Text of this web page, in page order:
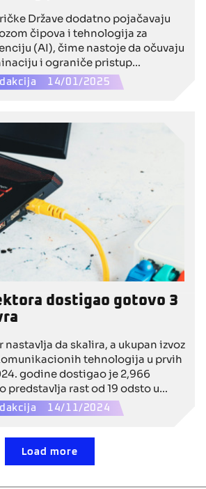
Države dodatno pojačavaju
čipova i tehnologija za
(AI), čime nastoje da očuvaju
i ograniče pristup
konkurentima poput
14/01/2025
dostigao gotovo 3
nastavlja da skalira, a ukupan izvoz
tehnologija u prvih
godine dostigao je 2,966
predstavlja rast od 19 odsto u
2023. godine
14/11/2024
Load more